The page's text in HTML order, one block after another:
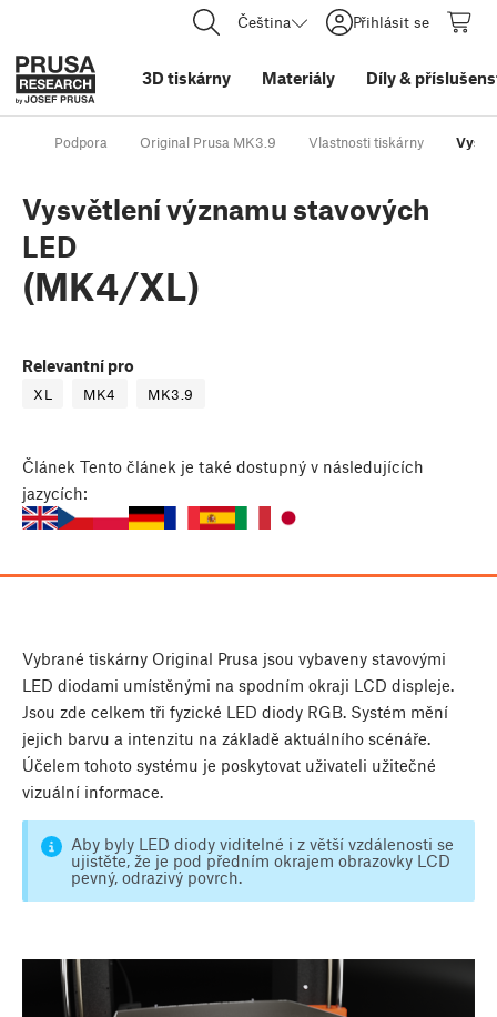
Čeština Přihlásit se
3D tiskárny Materiály Díly&
Podpora Original Prusa MK3.9 Vlastnosti tiskárny
Vysvětlení významu stavových
LED
(MK4/XL)
Relevantní pro
XL MK4 MK3.9
Článek Tento článek je také dostupný v následujících
jazycích:
Vybrané tiskárny Original Prusa jsou vybaveny stavovými
LED diodami umístěnými na spodním okraji LCD displeje.
Jsou zde celkem tři fyzické LED diody RGB. Systém mění
jejich barvu a intenzitu na základě aktuálního scénáře.
Účelem tohoto systému je poskytovat uživateli užitečné
vizuální informace.
Aby byly LED diody viditelné i z větší vzdálenosti se
ujistěte, že je pod předním okrajem obrazovky LCD
pevný, odrazivý povrch.